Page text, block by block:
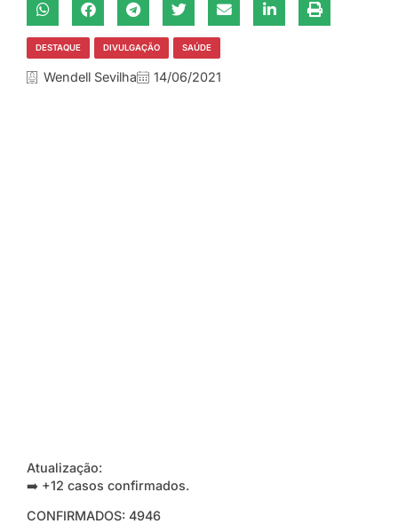
DESTAQUE DIVULGAÇÃO SAÚDE
Wendell Sevilha 14/06/2021
Atualização:
➡️ +12 casos confirmados.
CONFIRMADOS: 4946